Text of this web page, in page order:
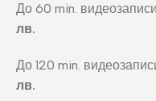
До 60 min.
лв.
До 120 min.
лв.